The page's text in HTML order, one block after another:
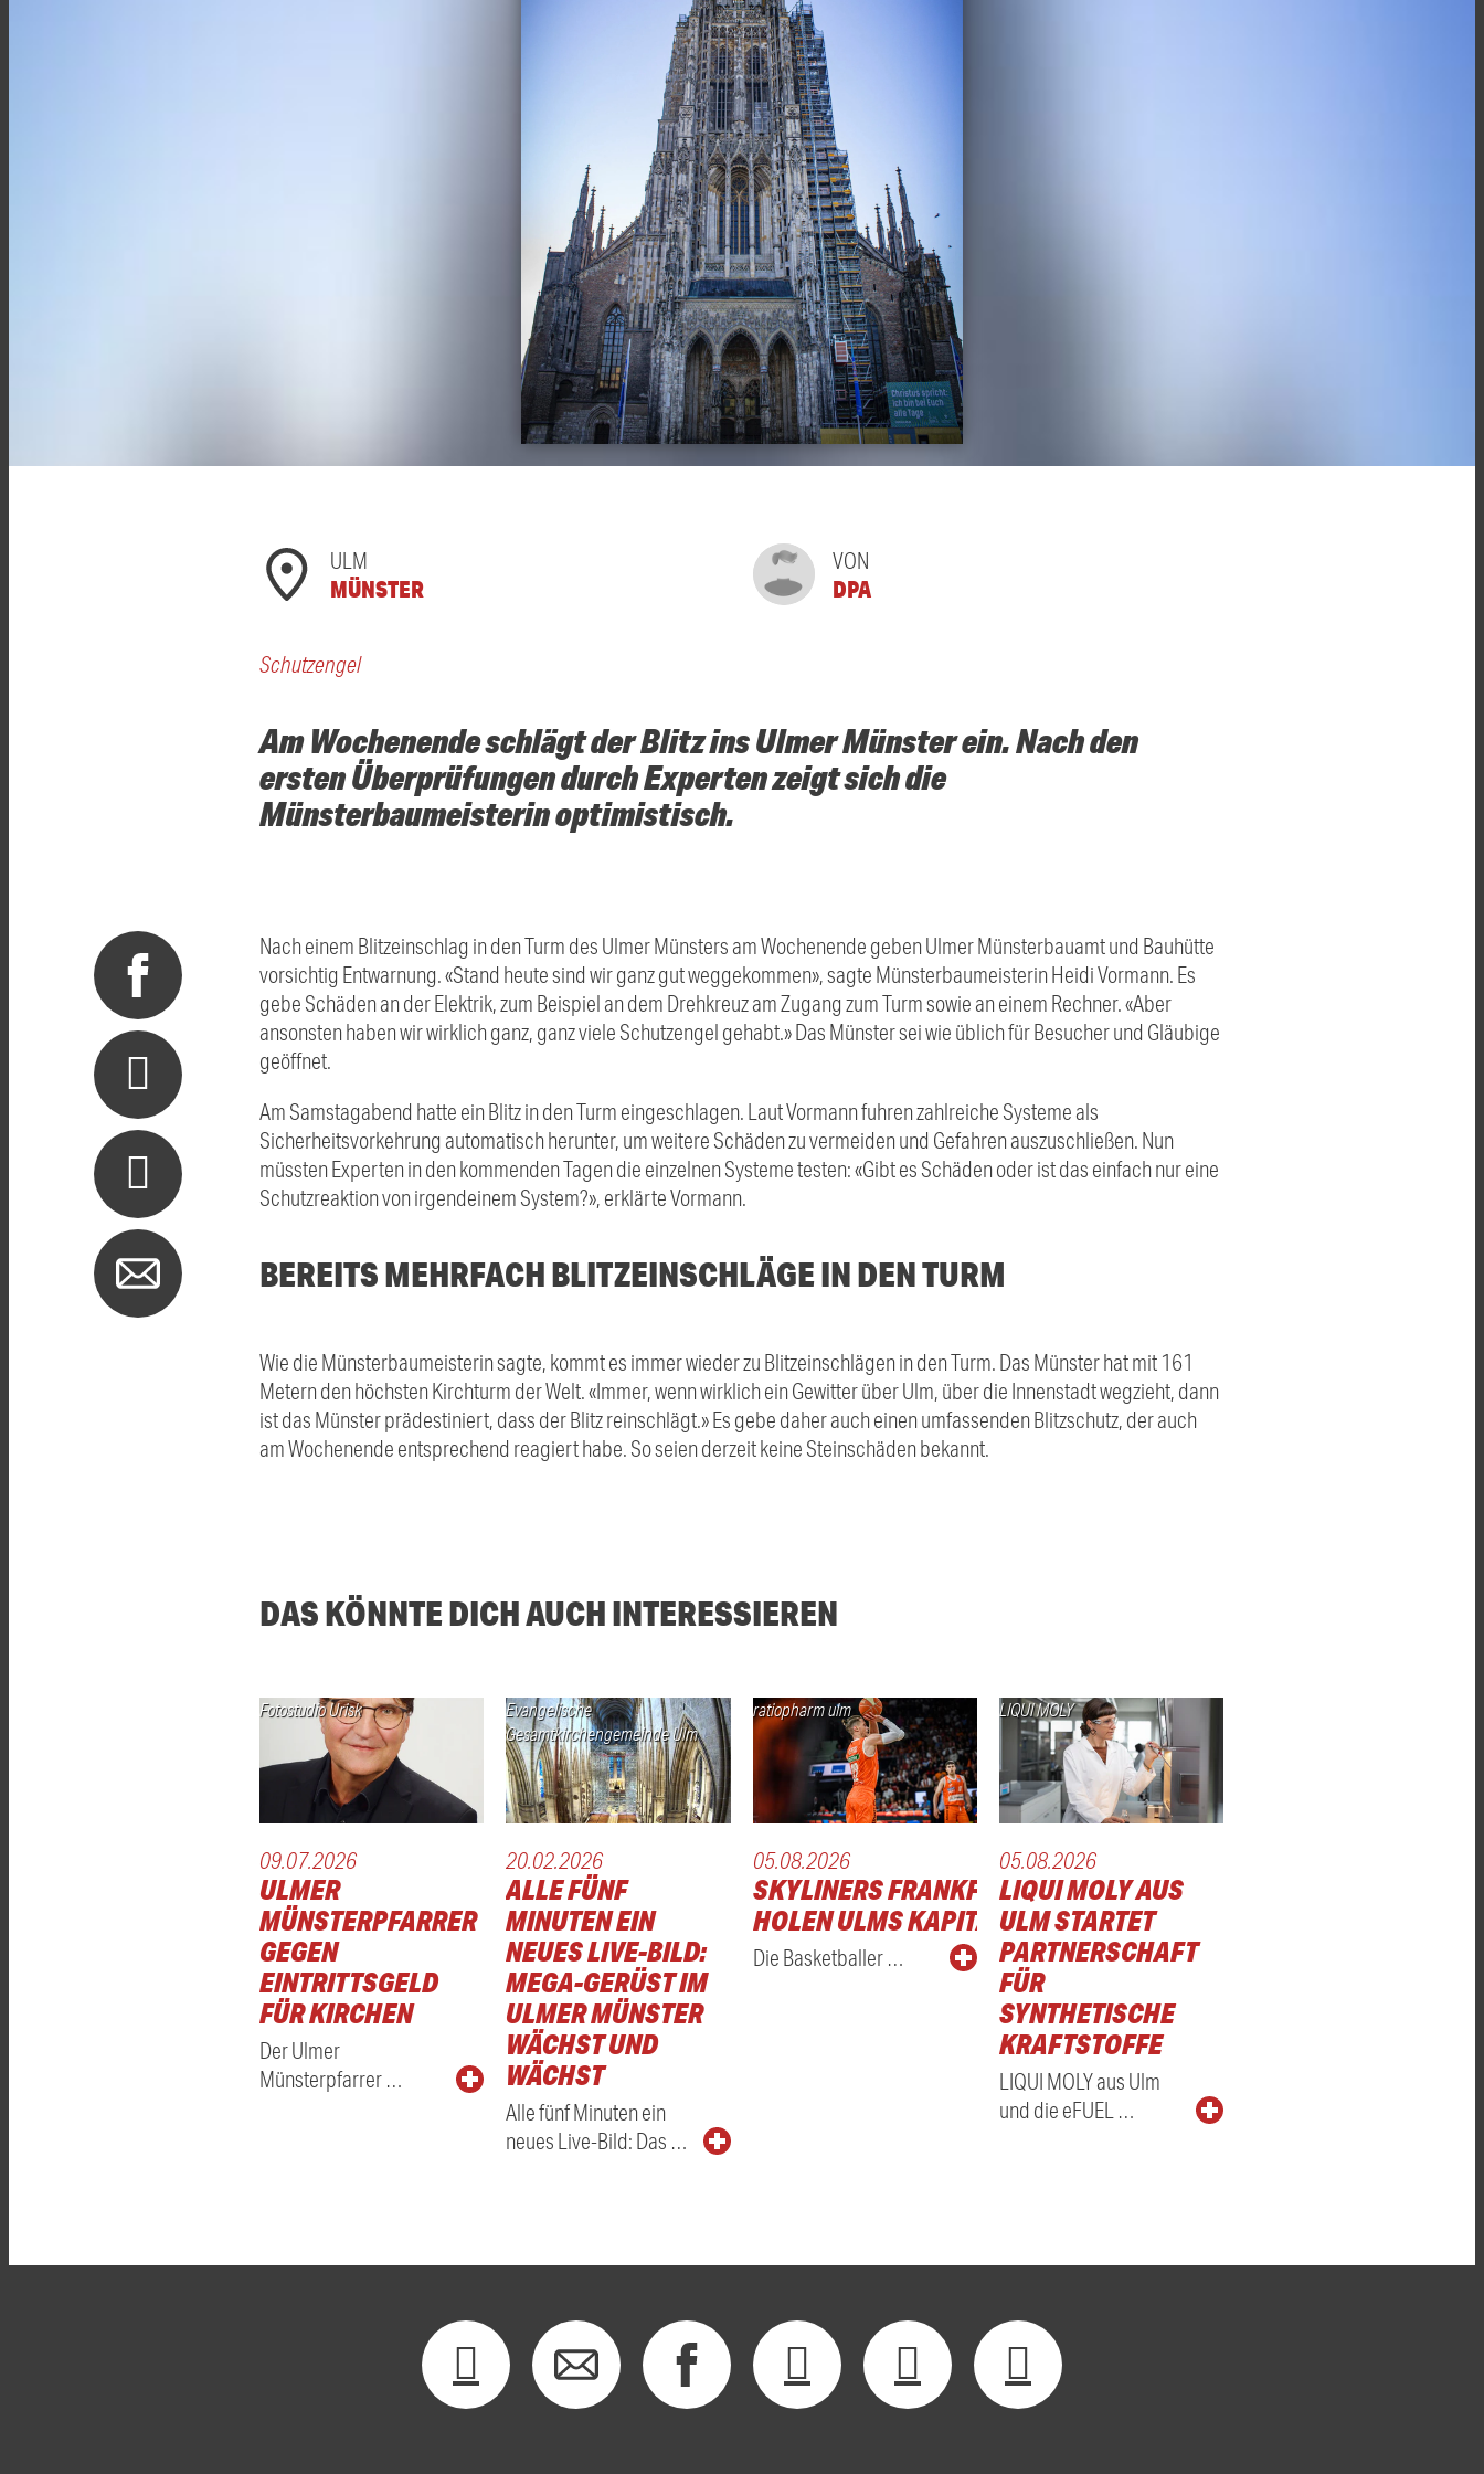
ULM
MÜNSTER
VON
DPA
Schutzengel
Am Wochenende schlägt der Blitz ins Ulmer Münster ein. Nach den
ersten Überprüfungen durch Experten zeigt sich die
Münsterbaumeisterin optimistisch.
Nach einem Blitzeinschlag in den Turm des Ulmer Münsters am Wochenende geben Ulmer Münsterbauamt und Bauhütte
vorsichtig Entwarnung. «Stand heute sind wir ganz gut weggekommen», sagte Münsterbaumeisterin Heidi Vormann. Es
gebe Schäden an der Elektrik, zum Beispiel an dem Drehkreuz am Zugang zum Turm sowie an einem Rechner. «Aber
ansonsten haben wir wirklich ganz, ganz viele Schutzengel gehabt.» Das Münster sei wie üblich für Besucher und Gläubige
geöffnet.
Am Samstagabend hatte ein Blitz in den Turm eingeschlagen. Laut Vormann fuhren zahlreiche Systeme als
Sicherheitsvorkehrung automatisch herunter, um weitere Schäden zu vermeiden und Gefahren auszuschließen. Nun
müssten Experten in den kommenden Tagen die einzelnen Systeme testen: «Gibt es Schäden oder ist das einfach nur eine
Schutzreaktion von irgendeinem System?», erklärte Vormann.
BEREITS MEHRFACH BLITZEINSCHLÄGE IN DEN TURM
Wie die Münsterbaumeisterin sagte, kommt es immer wieder zu Blitzeinschlägen in den Turm. Das Münster hat mit 161
Metern den höchsten Kirchturm der Welt. «Immer, wenn wirklich ein Gewitter über Ulm, über die Innenstadt wegzieht, dann
ist das Münster prädestiniert, dass der Blitz reinschlägt.» Es gebe daher auch einen umfassenden Blitzschutz, der auch
am Wochenende entsprechend reagiert habe. So seien derzeit keine Steinschäden bekannt.
DAS KÖNNTE DICH AUCH INTERESSIEREN
Fotostudio Urisk
09.07.2026
ULMER
MÜNSTERPFARRER
GEGEN
EINTRITTSGELD
FÜR KIRCHEN
Der Ulmer
Münsterpfarrer …
Evangelische
Gesamtkirchengemeinde Ulm
20.02.2026
ALLE FÜNF
MINUTEN EIN
NEUES LIVE-BILD:
MEGA-GERÜST IM
ULMER MÜNSTER
WÄCHST UND
WÄCHST
Alle fünf Minuten ein
neues Live-Bild: Das …
ratiopharm ulm
05.08.2026
SKYLINERS FRANKFURT
HOLEN ULMS KAPITÄN KLEPEISZ
Die Basketballer …
LIQUI MOLY
05.08.2026
LIQUI MOLY AUS
ULM STARTET
PARTNERSCHAFT
FÜR
SYNTHETISCHE
KRAFTSTOFFE
LIQUI MOLY aus Ulm
und die eFUEL …